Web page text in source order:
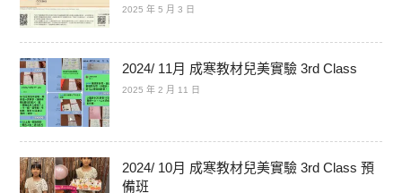
2025 年 5 月 3 日
2024/ 11月 成寒教材兒美實驗 3rd Class
2025 年 2 月 11 日
2024/ 10月 成寒教材兒美實驗 3rd Class 預
備班